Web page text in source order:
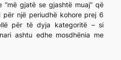
“më gjatë se gjashtë muaj” që
një periudhë kohore prej 6
për të dyja kategoritë – si
ashtu edhe mosdhënia me